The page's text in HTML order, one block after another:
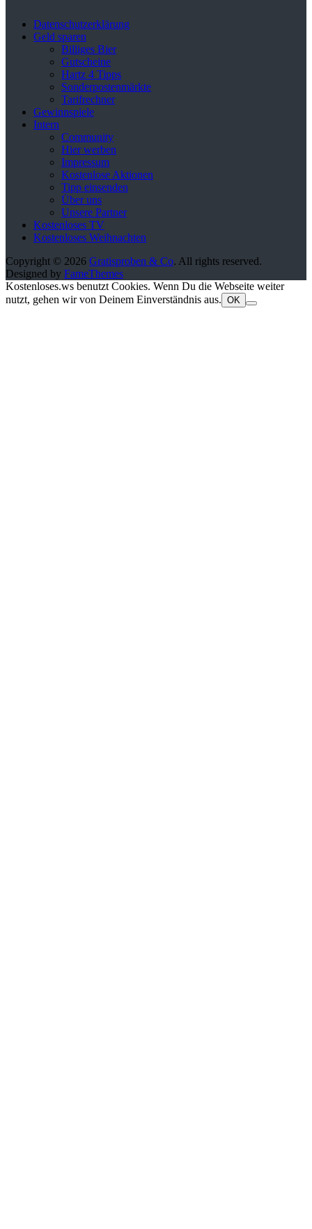
Datenschutzerklärung
Geld sparen
Billiges Bier
Gutscheine
Hartz 4 Tipps
Sonderpostenmärkte
Tarifrechner
Gewinnspiele
Intern
Community
Hier werben
Impressum
Kostenlose Aktionen
Tipp einsenden
Über uns
Unsere Partner
Kostenloses TV
Kostenloses Weihnachten
Copyright © 2026 Gratisproben & Co. All rights reserved.
Designed by FameThemes
Kostenloses.ws benutzt Cookies. Wenn Du die Webseite weiter
nutzt, gehen wir von Deinem Einverständnis aus. OK